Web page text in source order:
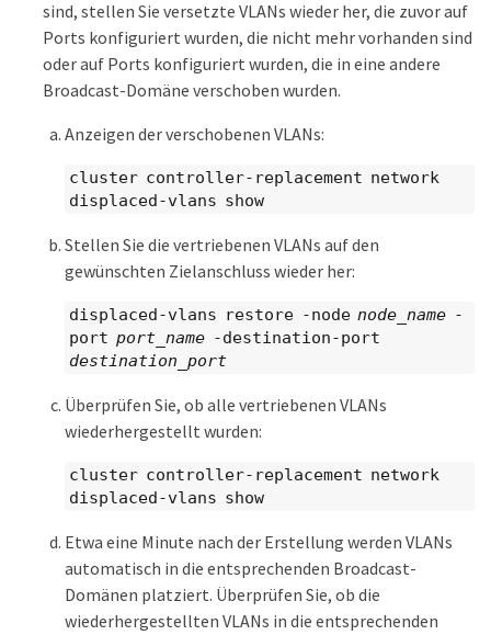
sind, stellen Sie versetzte VLANs wieder her, die zuvor auf
Ports konfiguriert wurden, die nicht mehr vorhanden sind
oder auf Ports konfiguriert wurden, die in eine andere
Broadcast-Domäne verschoben wurden.
Anzeigen der verschobenen VLANs:
cluster controller-replacement network
displaced-vlans show
Stellen Sie die vertriebenen VLANs auf den
gewünschten Zielanschluss wieder her:
displaced-vlans restore -node node_name -
port port_name-destination-port
destination_port
Überprüfen Sie, ob alle vertriebenen VLANs
wiederhergestellt wurden:
cluster controller-replacement network
displaced-vlans show
Etwa eine Minute nach der Erstellung werden VLANs
automatisch in die entsprechenden Broadcast-
Domänen platziert. Überprüfen Sie, ob die
wiederhergestellten VLANs in die entsprechenden